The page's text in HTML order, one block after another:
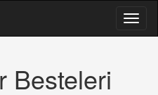
Besteleri